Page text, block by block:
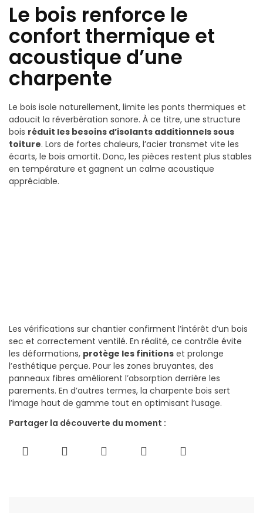
Le bois renforce le
confort thermique et
acoustique d’une
charpente
Le bois isole naturellement, limite les ponts thermiques et
adoucit la réverbération sonore. À ce titre, une structure
bois réduit les besoins d’isolants additionnels sous
toiture. Lors de fortes chaleurs, l’acier transmet vite les
écarts, le bois amortit. Donc, les pièces restent plus stables
en température et gagnent un calme acoustique
appréciable.
Les vérifications sur chantier confirment l’intérêt d’un bois
sec et correctement ventilé. En réalité, ce contrôle évite
les déformations, protège les finitions et prolonge
l’esthétique perçue. Pour les zones bruyantes, des
panneaux fibres améliorent l’absorption derrière les
parements. En d’autres termes, la charpente bois sert
l’image haut de gamme tout en optimisant l’usage.
Partager la découverte du moment :